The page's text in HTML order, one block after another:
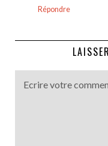
Répondre